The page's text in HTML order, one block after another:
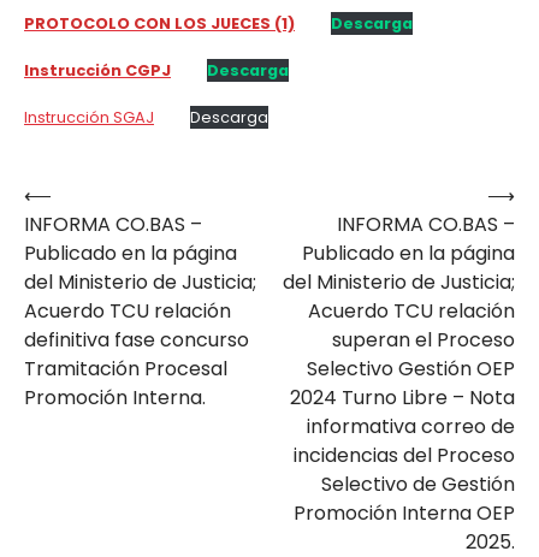
PROTOCOLO CON LOS JUECES (1) Descarga
Instrucción CGPJ Descarga
Instrucción SGAJ Descarga
Navegación
de
entradas
⟵
INFORMA CO.BAS –
Publicado en la página
del Ministerio de Justicia;
Acuerdo TCU relación
definitiva fase concurso
Tramitación Procesal
Promoción Interna.
INFORMA CO.BAS –
Publicado en la página
del Ministerio de Justicia;
Acuerdo TCU relación
superan el Proceso
Selectivo Gestión OEP
2024 Turno Libre – Nota
informativa correo de
incidencias del Proceso
Selectivo de Gestión
Promoción Interna OEP
2025.
⟶